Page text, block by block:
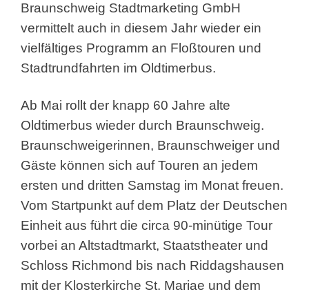
Braunschweig Stadtmarketing GmbH
vermittelt auch in diesem Jahr wieder ein
vielfältiges Programm an Floßtouren und
Stadtrundfahrten im Oldtimerbus.
Ab Mai rollt der knapp 60 Jahre alte
Oldtimerbus wieder durch Braunschweig.
Braunschweigerinnen, Braunschweiger und
Gäste können sich auf Touren an jedem
ersten und dritten Samstag im Monat freuen.
Vom Startpunkt auf dem Platz der Deutschen
Einheit aus führt die circa 90-minütige Tour
vorbei an Altstadtmarkt, Staatstheater und
Schloss Richmond bis nach Riddagshausen
mit der Klosterkirche St. Mariae und dem